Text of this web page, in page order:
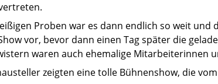
Proben war es dann endlich so weit
vor, bevor dann einen Tag später die
waren auch ehemalige Mitarbeiterinnen
zeigten eine tolle Bühnenshow, die